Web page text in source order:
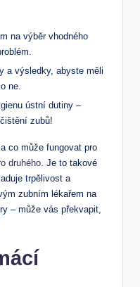
na výběr vhodného
a výsledky, abyste měli
ne.
ústní dutiny –
zubů!
co může fungovat pro
druhého . Je to takové
trpělivost a
zubním lékařem na
– může vás překvapit,